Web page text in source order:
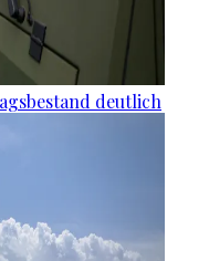
deutlich